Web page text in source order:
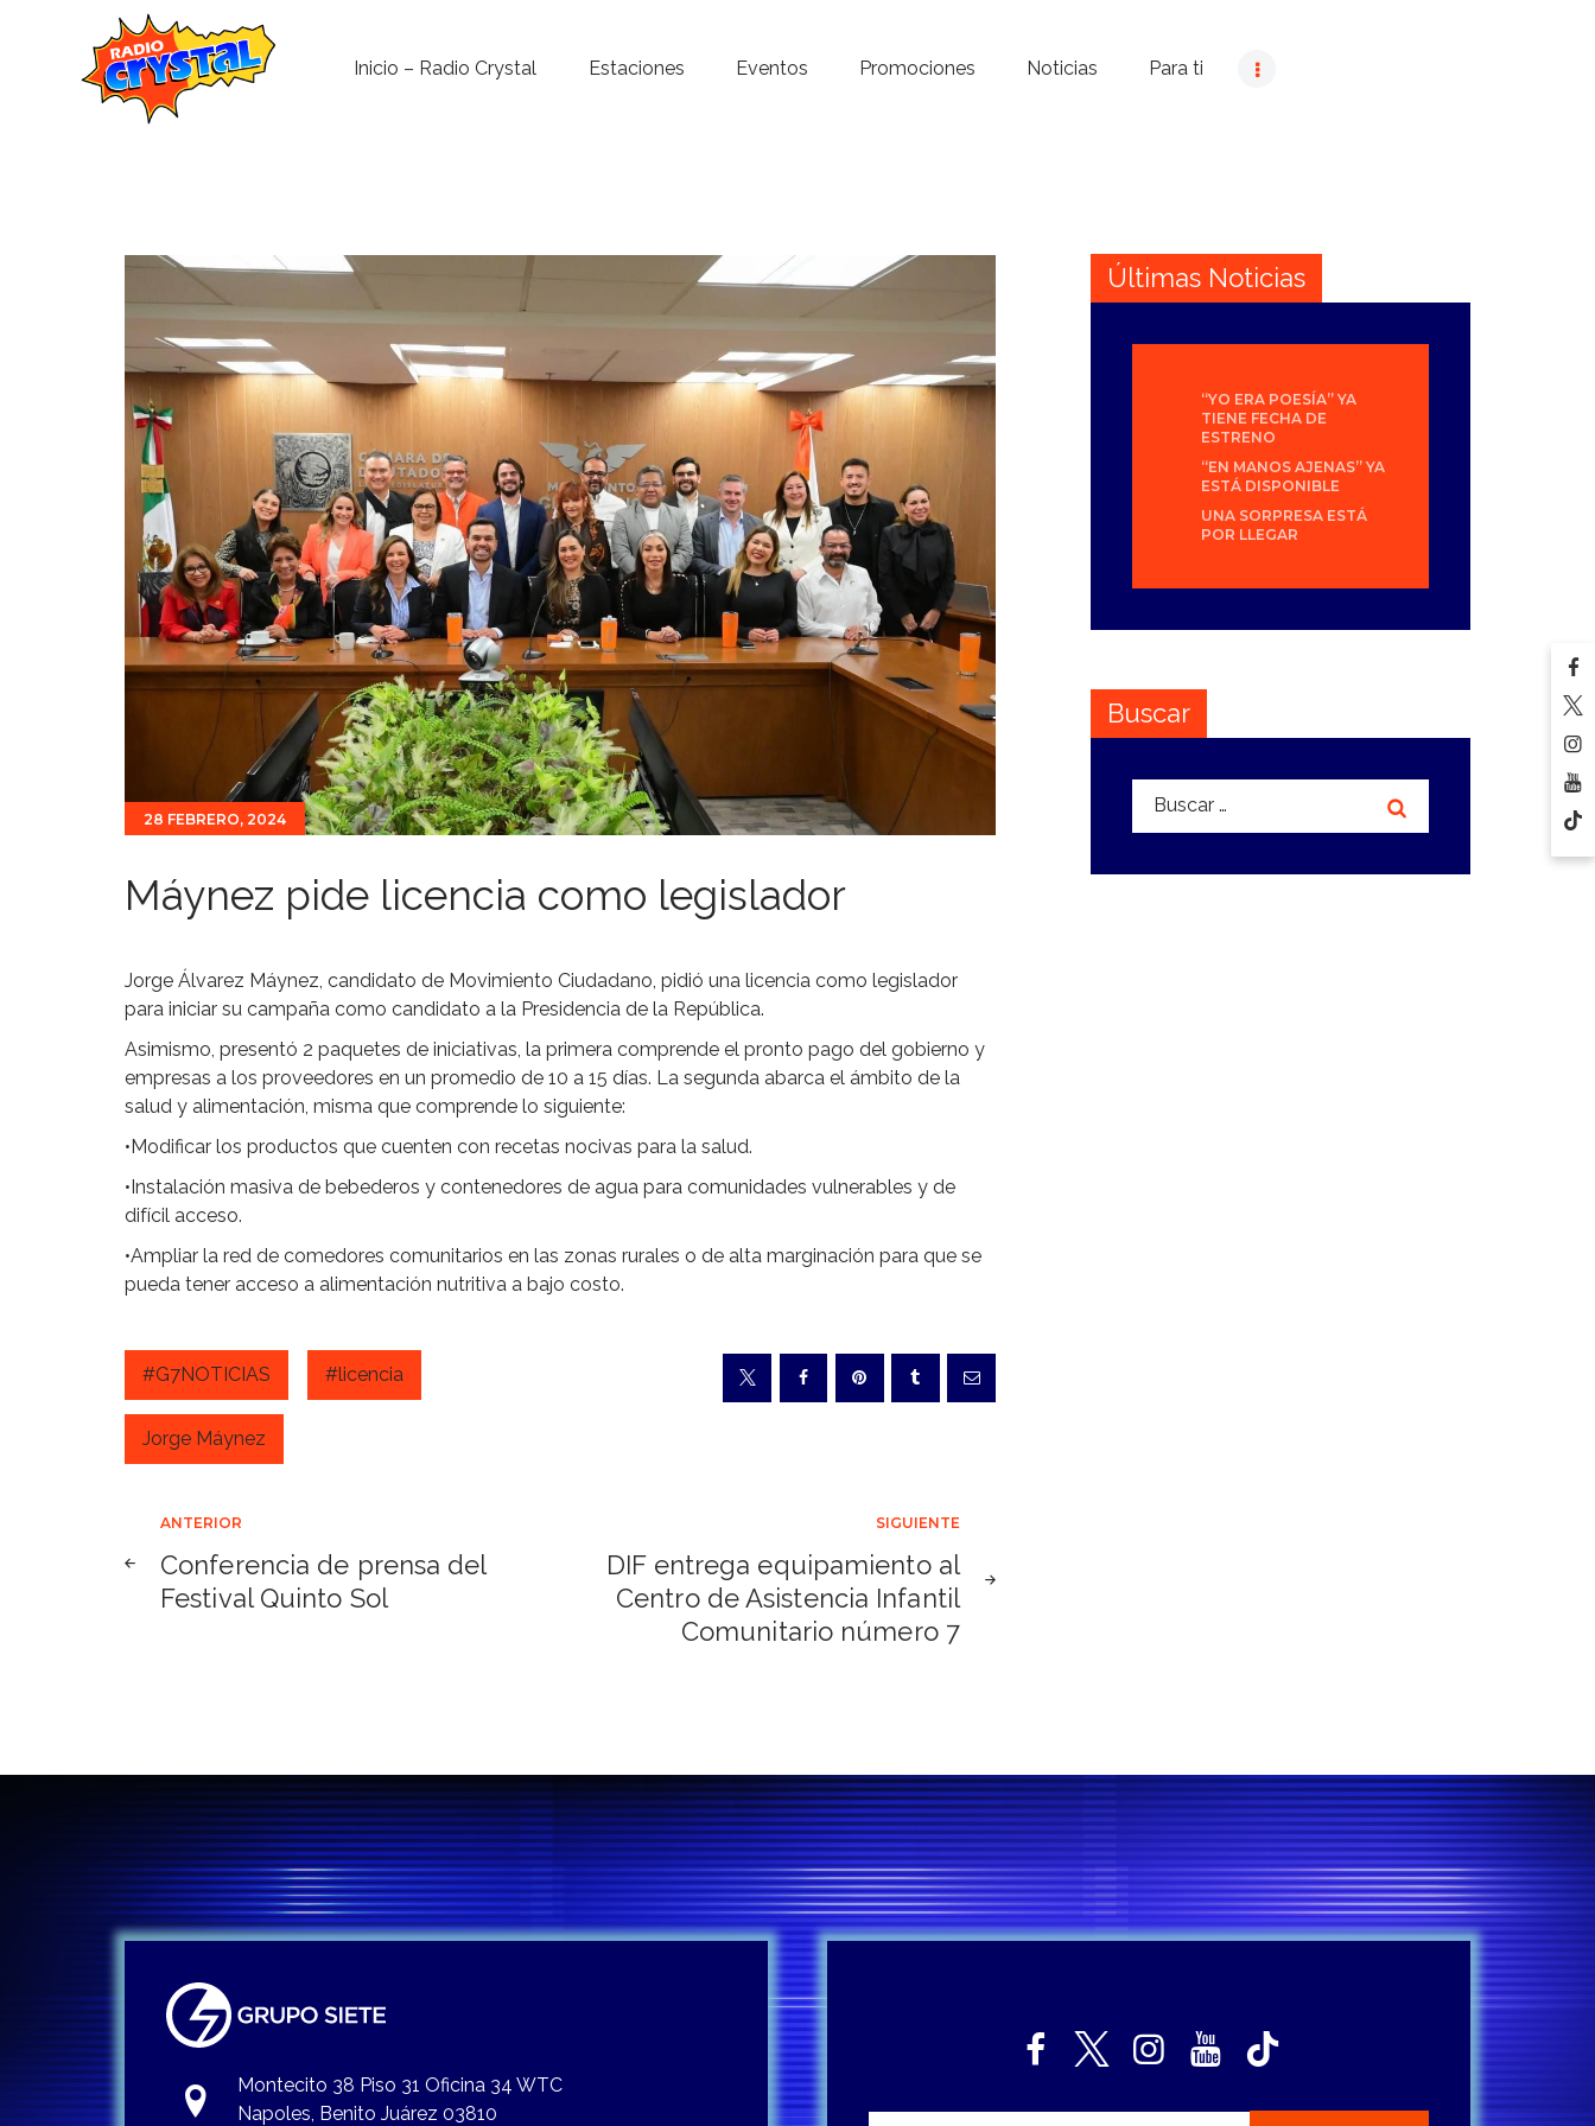
Inicio – Radio Crystal Estaciones Eventos Promociones Noticias Para ti
Noticias
Para ti
Contacto
28 FEBRERO, 2024
Máynez pide licencia como legislador
Jorge Álvarez Máynez, candidato de Movimiento Ciudadano, pidió una licencia como legislador
para iniciar su campaña como candidato a la Presidencia de la República.
Asimismo, presentó 2 paquetes de iniciativas, la primera comprende el pronto pago del gobierno y
empresas a los proveedores en un promedio de 10 a 15 días. La segunda abarca el ámbito de la
salud y alimentación, misma que comprende lo siguiente:
•Modificar los productos que cuenten con recetas nocivas para la salud.
•Instalación masiva de bebederos y contenedores de agua para comunidades vulnerables y de
difícil acceso.
•Ampliar la red de comedores comunitarios en las zonas rurales o de alta marginación para que se
pueda tener acceso a alimentación nutritiva a bajo costo.
#G7NOTICIAS #licencia
Jorge Máynez
Navegación
de
ANTERIOR
Conferencia de prensa del
Festival Quinto Sol
SIGUIENTE
DIF entrega equipamiento al
Centro de Asistencia Infantil
Comunitario número 7
Últimas Noticias
“YO ERA POESÍA” YA
TIENE FECHA DE
ESTRENO
“EN MANOS AJENAS” YA
ESTÁ DISPONIBLE
UNA SORPRESA ESTÁ
POR LLEGAR
Buscar
Buscar:
Montecito 38 Piso 31 Oficina 34 WTC
Napoles, Benito Juárez 03810